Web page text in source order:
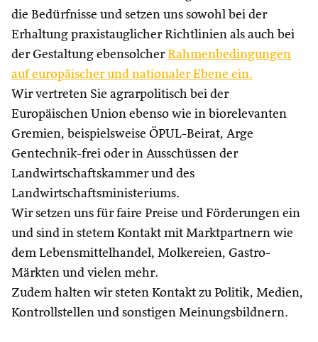
die Bedürfnisse und setzen uns sowohl bei der
Erhaltung praxistauglicher Richtlinien als auch bei
der Gestaltung ebensolcher Rahmenbedingungen
auf europäischer und nationaler Ebene ein.
Wir vertreten Sie agrarpolitisch bei der
Europäischen Union ebenso wie in biorelevanten
Gremien, beispielsweise ÖPUL-Beirat, Arge
Gentechnik-frei oder in Ausschüssen der
Landwirtschaftskammer und des
Landwirtschaftsministeriums.
Wir setzen uns für faire Preise und Förderungen ein
und sind in stetem Kontakt mit Marktpartnern wie
dem Lebensmittelhandel, Molkereien, Gastro-
Märkten und vielen mehr.
Zudem halten wir steten Kontakt zu Politik, Medien,
Kontrollstellen und sonstigen Meinungsbildnern.